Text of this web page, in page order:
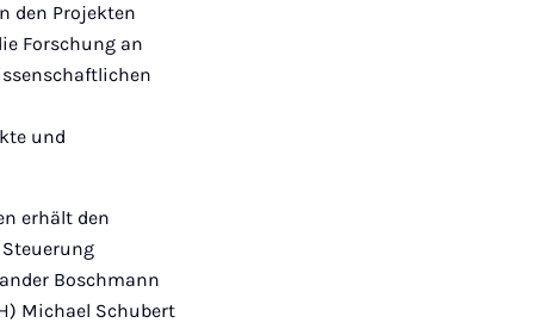
den Projekten
Forschung an
und
erhält den
Boschmann
Michael Schubert